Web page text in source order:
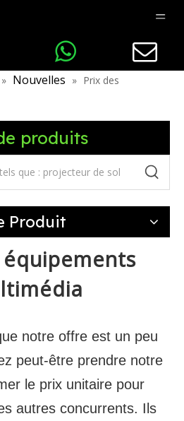
» Nouvelles » Prix ​​​​des
produits
Produit
notre offre est un peu
peut-être prendre notre
le prix unitaire pour
autres concurrents. Ils